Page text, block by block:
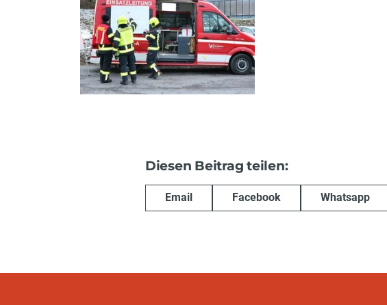
Diesen Beitrag teilen:
Email Facebook Whatsapp